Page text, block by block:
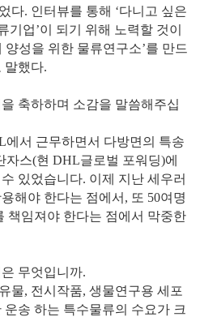
다. 인터뷰를 통해 ‘다니고 싶은
기업’이 되기 위해 노력할 것이
성을 위한 물류연구소’를 만드
말했다.
축하하며 소감을 말씀해주십
에서 근무하면서 다방면의 특송
스(현 DHL글로벌 포워딩)에
있었습니다. 이제 지난 세우러
해야 한다는 점에서, 또 50여명
책임져야 한다는 점에서 막중한
무엇입니까.
물, 전시작품, 생물연구용 세포
송 하는 특수물류의 수요가 크